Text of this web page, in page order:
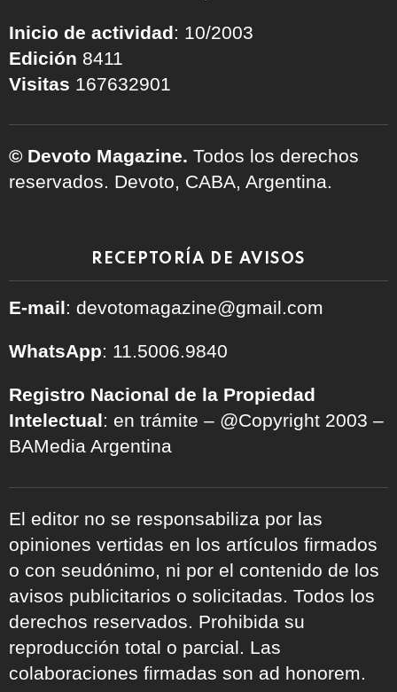
Inicio de actividad: 10/2003
Edición 8411
Visitas 167632901
© Devoto Magazine. Todos los derechos
reservados. Devoto, CABA, Argentina.
RECEPTORÍA DE AVISOS
E-mail: devotomagazine@gmail.com
WhatsApp: 11.5006.9840
Registro Nacional de la Propiedad
Intelectual: en trámite – @Copyright 2003 –
BAMedia Argentina
El editor no se responsabiliza por las
opiniones vertidas en los artículos firmados
o con seudónimo, ni por el contenido de los
avisos publicitarios o solicitadas. Todos los
derechos reservados. Prohibida su
reproducción total o parcial. Las
colaboraciones firmadas son ad honorem.